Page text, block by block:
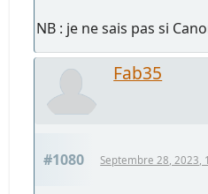
NB : je ne sais pas si
Fab35
#1080 Septembre 28, 2023,